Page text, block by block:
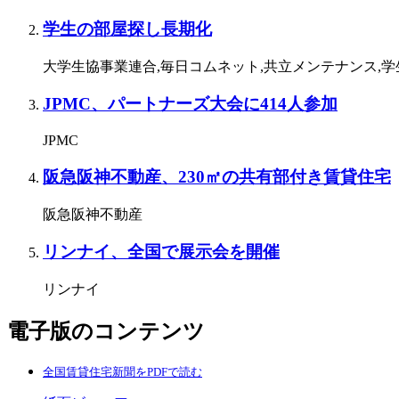
学生の部屋探し長期化
大学生協事業連合,毎日コムネット,共立メンテナンス,
JPMC、パートナーズ大会に414人参加
JPMC
阪急阪神不動産、230㎡の共有部付き賃貸住宅
阪急阪神不動産
リンナイ、全国で展示会を開催
リンナイ
電子版のコンテンツ
全国賃貸住宅新聞をPDFで読む